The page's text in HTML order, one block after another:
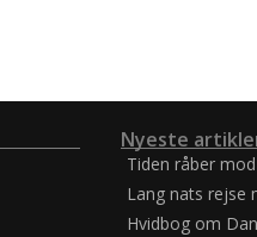
Nyeste
Tiden råber
Lang nats rejse
Hvidbog om